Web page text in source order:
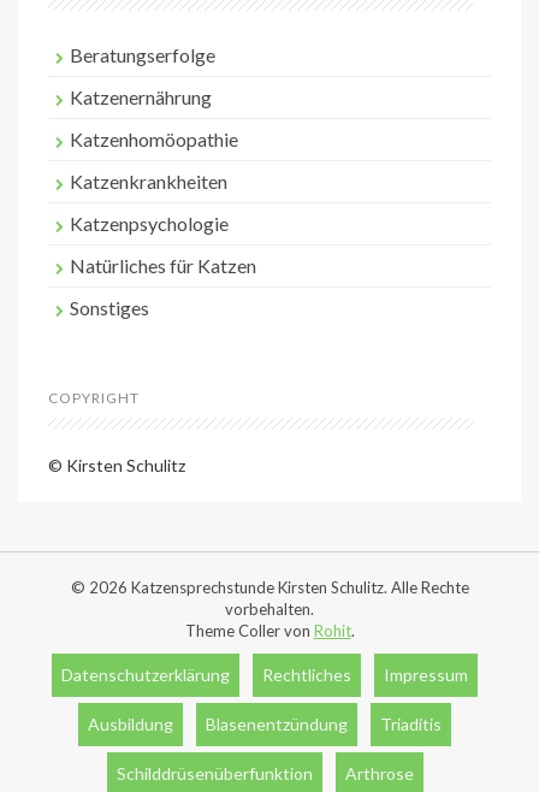
Beratungserfolge
Katzenernährung
Katzenhomöopathie
Katzenkrankheiten
Katzenpsychologie
Natürliches für Katzen
Sonstiges
COPYRIGHT
© Kirsten Schulitz
© 2026 Katzensprechstunde Kirsten Schulitz. Alle Rechte
vorbehalten.
Theme Coller von Rohit.
Datenschutzerklärung Rechtliches Impressum
Ausbildung Blasenentzündung Triaditis
Schilddrüsenüberfunktion Arthrose